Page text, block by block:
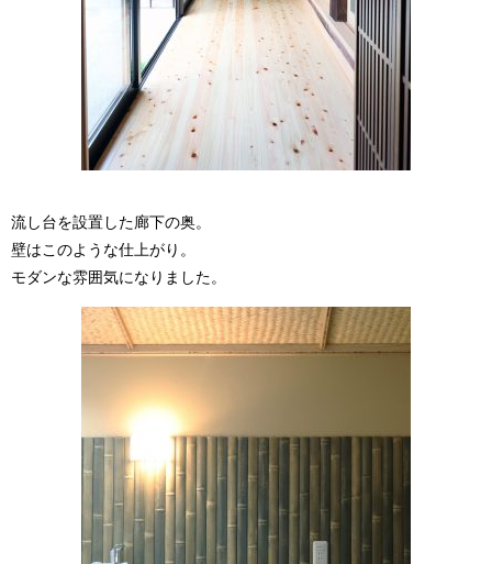
流し台を設置した廊下の奥。
壁はこのような仕上がり。
モダンな雰囲気になりました。